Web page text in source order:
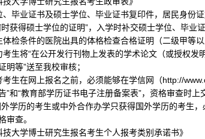
、毕业证书及硕士学位、毕业证书复印件，居民身份
时获得硕士学位的证明”，入学时补交硕士学位、毕业
体检条件的医院出具的体格检查合格证明（二级甲等
考生将“在公开发行刊物上发表的学术论文（或授权
明等”送至我校审核；
考生在网上报名之前，必须能够在学信网（http://
”和“教育部学历证书电子注册备案表”，资格审查时
学历的考生或中外合作办学只获得国外学历的考生
审查。
技大学博士研究生报名考生个人报考类别承诺书》